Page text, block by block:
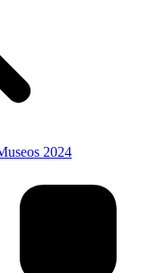
2024